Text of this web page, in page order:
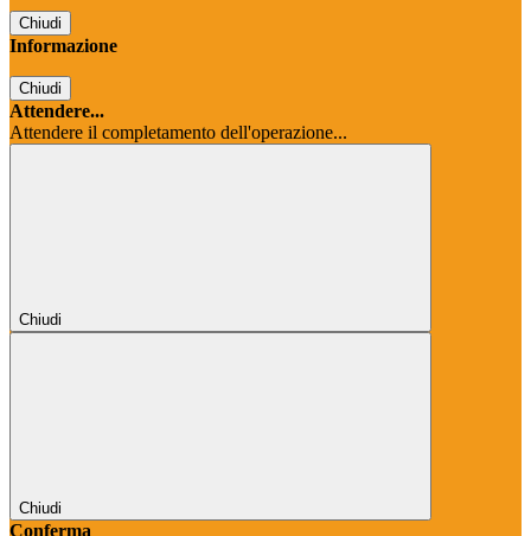
Chiudi
Informazione
Chiudi
Attendere...
Attendere il completamento dell'operazione...
Chiudi
Chiudi
Conferma